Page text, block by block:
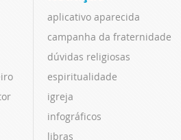
aplicativo aparecida
campanha da fraternidade
dúvidas religiosas
espiritualidade
igreja
infográficos
libras